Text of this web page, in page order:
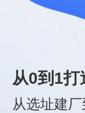
从0到1打
从选址建